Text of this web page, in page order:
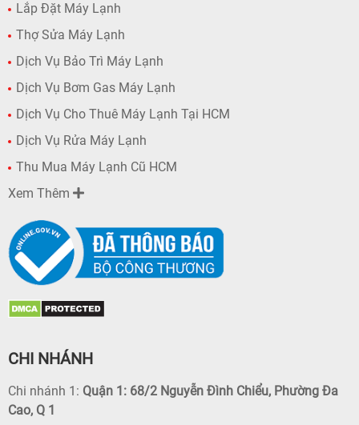
Lắp Đặt Máy Lạnh
Thợ Sửa Máy Lạnh
Dịch Vụ Bảo Trì Máy Lạnh
Dịch Vụ Bơm Gas Máy Lạnh
Dịch Vụ Cho Thuê Máy Lạnh Tại HCM
Dịch Vụ Rửa Máy Lạnh
Thu Mua Máy Lạnh Cũ HCM
Xem Thêm
CHI NHÁNH
Chi nhánh 1: Quận 1: 68/2 Nguyễn Đình Chiểu, Phường Đa
Cao, Q 1